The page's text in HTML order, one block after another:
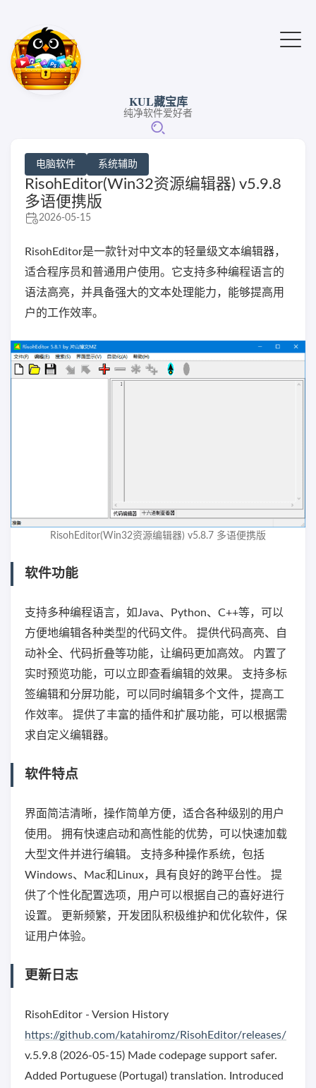
KUL藏宝库
纯净软件爱好者
电脑软件 系统辅助
RisohEditor(Win32资源编辑器) v5.9.8
多语便携版
2026-05-15
RisohEditor是一款针对中文本的轻量级文本编辑器，
适合程序员和普通用户使用。它支持多种编程语言的
语法高亮，并具备强大的文本处理能力，能够提高用
户的工作效率。
RisohEditor(Win32资源编辑器) v5.8.7 多语便携版
软件功能
支持多种编程语言，如Java、Python、C++等，可以
方便地编辑各种类型的代码文件。 提供代码高亮、自
动补全、代码折叠等功能，让编码更加高效。 内置了
实时预览功能，可以立即查看编辑的效果。 支持多标
签编辑和分屏功能，可以同时编辑多个文件，提高工
作效率。 提供了丰富的插件和扩展功能，可以根据需
求自定义编辑器。
软件特点
界面简洁清晰，操作简单方便，适合各种级别的用户
使用。 拥有快速启动和高性能的优势，可以快速加载
大型文件并进行编辑。 支持多种操作系统，包括
Windows、Mac和Linux，具有良好的跨平台性。 提
供了个性化配置选项，用户可以根据自己的喜好进行
设置。 更新频繁，开发团队积极维护和优化软件，保
证用户体验。
更新日志
RisohEditor - Version History
https://github.com/katahiromz/RisohEditor/releases/
v.5.9.8 (2026-05-15) Made codepage support safer.
Added Portuguese (Portugal) translation. Introduced